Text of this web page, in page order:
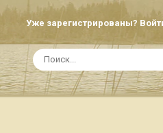
Уже зарегистрированы?